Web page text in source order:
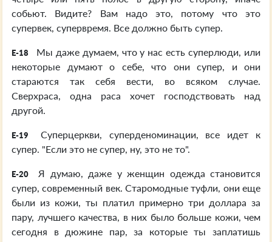
собьют. Видите? Вам надо это, потому что это
супервек, супервремя. Все должно быть супер.
E-18
Мы даже думаем, что у нас есть суперлюди, или
некоторые думают о себе, что они супер, и они
стараются так себя вести, во всяком случае.
Сверхраса, одна раса хочет господствовать над
другой.
E-19
Суперцеркви, суперденоминации, все идет к
супер. "Если это не супер, ну, это не то".
E-20
Я думаю, даже у женщин одежда становится
супер, современный век. Старомодные туфли, они еще
были из кожи, ты платил примерно три доллара за
пару, лучшего качества, в них было больше кожи, чем
сегодня в дюжине пар, за которые ты заплатишь